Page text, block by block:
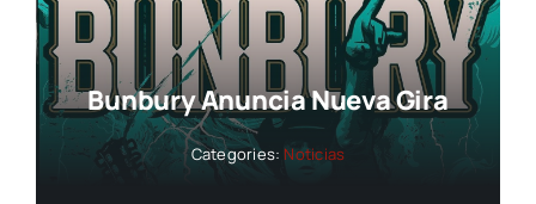
Bunbury Anuncia Nueva Gira
Categories: Noticias